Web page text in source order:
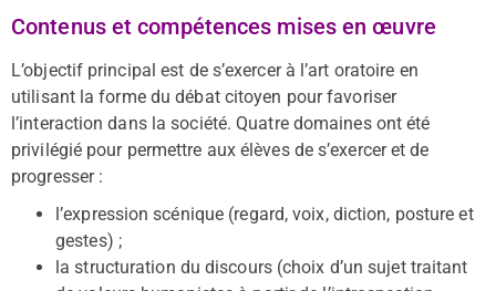
Contenus et compétences mises en œuvre
L’objectif principal est de s’exercer à l’art oratoire en
utilisant la forme du débat citoyen pour favoriser
l’interaction dans la société. Quatre domaines ont été
privilégié pour permettre aux élèves de s’exercer et de
progresser :
l’expression scénique (regard, voix, diction, posture et
gestes) ;
la structuration du discours (choix d’un sujet traitant